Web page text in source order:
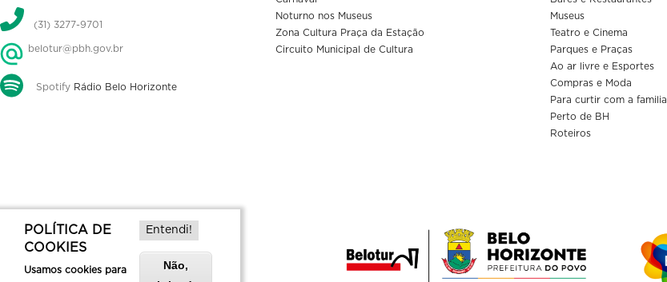
(31) 3277-9701
belotur@pbh.gov.br
Spotify Rádio Belo Horizonte
Noturno nos Museus
Zona Cultura Praça da Estação
Circuito Municipal de Cultura
Museus
Teatro e Cinema
Parques e Praças
Ao ar livre e Esportes
Compras e Moda
Para curtir com a familia
Perto de BH
Roteiros
POLÍTICA DE
COOKIES
Usamos cookies para
Entendi!
Não,